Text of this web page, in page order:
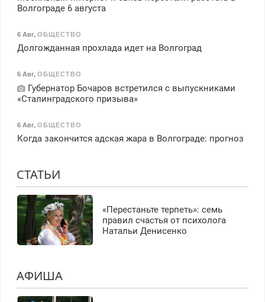
Волгограде 6 августа
6 Авг, ОБЩЕСТВО
Долгожданная прохлада идет на Волгоград
6 Авг, ОБЩЕСТВО
Губернатор Бочаров встретился с выпускниками
«Сталинградского призыва»
6 Авг, ОБЩЕСТВО
Когда закончится адская жара в Волгограде: прогноз
СТАТЬИ
«Перестаньте терпеть»: семь
правил счастья от психолога
Натальи Денисенко
АФИША